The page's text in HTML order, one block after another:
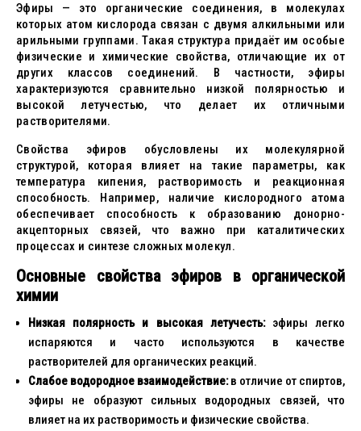
Эфиры — это органические соединения, в молекулах
которых атом кислорода связан с двумя алкильными или
арильными группами. Такая структура придаёт им особые
физические и химические свойства, отличающие их от
других классов соединений. В частности, эфиры
характеризуются сравнительно низкой полярностью и
высокой летучестью, что делает их отличными
растворителями.
Свойства эфиров обусловлены их молекулярной
структурой, которая влияет на такие параметры, как
температура кипения, растворимость и реакционная
способность. Например, наличие кислородного атома
обеспечивает способность к образованию донорно-
акцепторных связей, что важно при каталитических
процессах и синтезе сложных молекул.
Основные свойства эфиров в органической
химии
Низкая полярность и высокая летучесть:эфиры легко
испаряются и часто используются в качестве
растворителей для органических реакций.
Слабое водородное взаимодействие:в отличие от спиртов,
эфиры не образуют сильных водородных связей, что
влияет на их растворимость и физические свойства.